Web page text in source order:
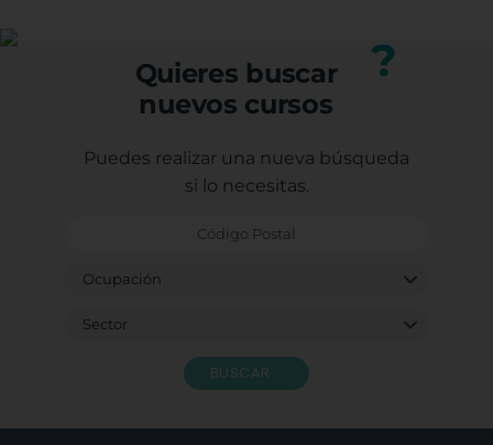
Quieres buscar
nuevos cursos
?
Puedes realizar una nueva búsqueda
si lo necesitas.
BUSCAR